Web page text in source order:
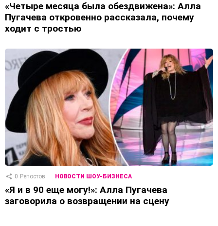
«Четыре месяца была обездвижена»: Алла
Пугачева откровенно рассказала, почему
ходит с тростью
0 Репостов НОВОСТИ ШОУ-БИЗНЕСА
«Я и в 90 еще могу!»: Алла Пугачева
заговорила о возвращении на сцену